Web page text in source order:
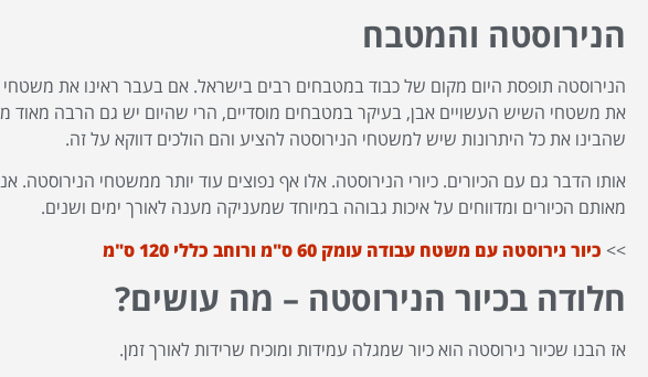
הנירוסטה והמטבח
הנירוסטה תופסת היום מקום של כבוד במטבחים רבים בישראל. אם בעבר ראינו את משטחי
את משטחי השיש העשויים אבן, בעיקר במטבחים מוסדיים, הרי שהיום יש גם הרבה מאוד
שהבינו את כל היתרונות שיש למשטחי הנירוסטה להציע והם הולכים דווקא על זה.
אותו הדבר גם עם הכיורים. כיורי הנירוסטה. אלו אף נפוצים עוד יותר ממשטחי הנירוסטה.
מאותם הכיורים ומדווחים על איכות גבוהה במיוחד שמעניקה מענה לאורך ימים ושנים.
>> כיור נירוסטה עם משטח עבודה עומק 60 ס"מ ורוחב כללי 120 ס"מ
חלודה בכיור הנירוסטה – מה עושים?
אז הבנו שכיור נירוסטה הוא כיור שמגלה עמידות ומוכיח שרידות לאורך זמן.